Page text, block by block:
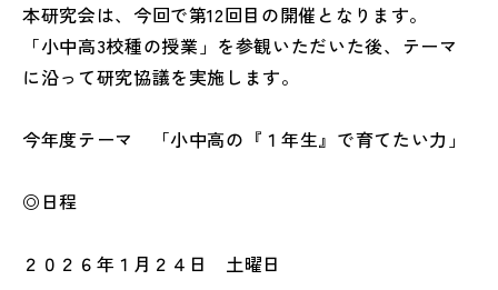
本研究会は、今回で第12回目の開催となります。
「小中高3校種の授業」を参観いただいた後、テーマ
に沿って研究協議を実施します。
今年度テーマ 「小中高の『１年生』で育てたい力」
◎日程
２０２６年１月２４日 土曜日